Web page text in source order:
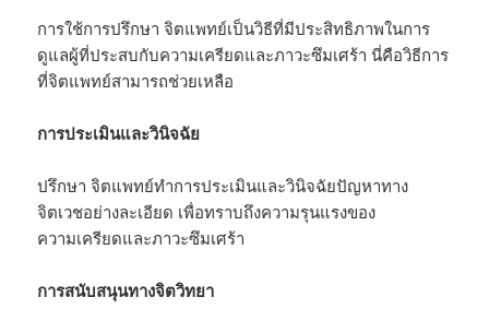
การใช้การปรึกษา จิตแพทย์เป็นวิธีที่มีประสิทธิภาพในการ
ดูแลผู้ที่ประสบกับความเครียดและภาวะซึมเศร้า นี่คือวิธีการ
ที่จิตแพทย์สามารถช่วยเหลือ
การประเมินและวินิจฉัย
ปรึกษา จิตแพทย์ทำการประเมินและวินิจฉัยปัญหาทาง
จิตเวชอย่างละเอียด เพื่อทราบถึงความรุนแรงของ
ความเครียดและภาวะซึมเศร้า
การสนับสนุนทางจิตวิทยา